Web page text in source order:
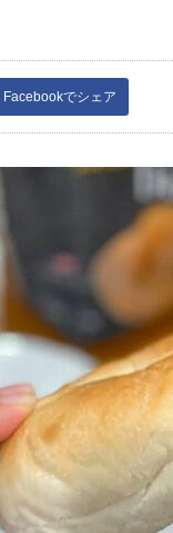
Facebookでシェア